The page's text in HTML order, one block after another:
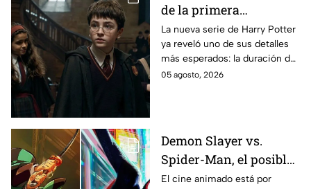
de la primera
temporada de Harry
Potter y emocionará a
los fans de los libros
La nueva serie de Harry Potter
ya reveló uno de sus detalles
más esperados: la duración de
la primera temporada basada
05 agosto, 2026
Demon Slayer vs.
Spider-Man, el posible
gran enfrentamiento
El cine animado está por